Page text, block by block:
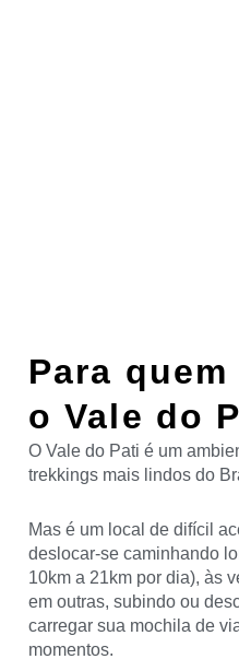
Para quem
oVale do
O Vale do Pati é um
trekkings mais lindos do
Mas é um local de difícil
deslocar-se caminhando
10km a 21km por dia), às
em outras, subindo ou
carregar sua mochila de
momentos.